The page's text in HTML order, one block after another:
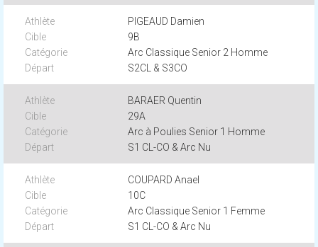
PIGEAUD Damien
9B
Arc Classique Senior 2 Homme
S2CL & S3CO
BARAER Quentin
29A
Arc à Poulies Senior 1 Homme
S1 CL-CO & Arc Nu
COUPARD Anael
10C
Arc Classique Senior 1 Femme
S1 CL-CO & Arc Nu